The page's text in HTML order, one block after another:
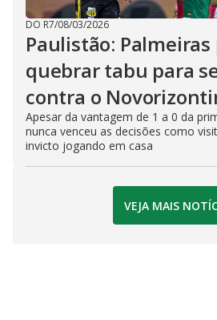
DO R7/08/03/2026
Paulistão: Palmeiras
quebrar tabu para
contra o
Apesar da vantagem de 1 a 0 da
nunca venceu as decisões como
invicto jogando em casa
VEJA MAIS